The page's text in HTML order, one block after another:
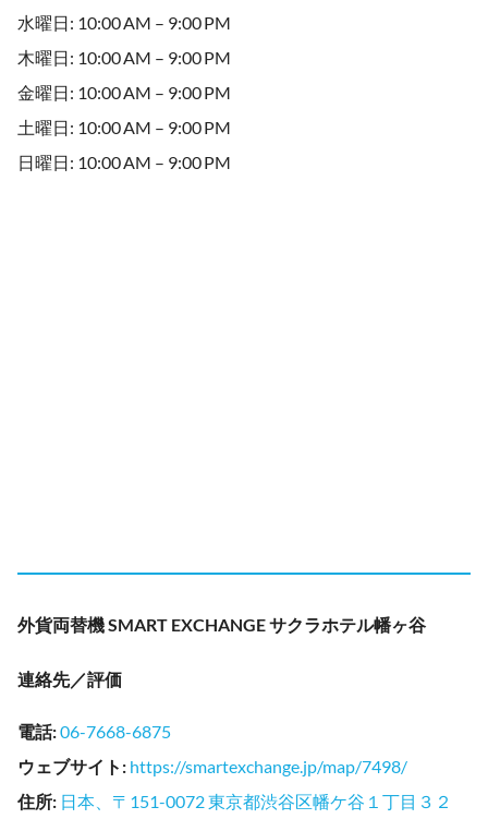
水曜日: 10:00 AM – 9:00 PM
木曜日: 10:00 AM – 9:00 PM
金曜日: 10:00 AM – 9:00 PM
土曜日: 10:00 AM – 9:00 PM
日曜日: 10:00 AM – 9:00 PM
外貨両替機 SMART EXCHANGE サクラホテル幡ヶ谷
連絡先／評価
電話:06-7668-6875
ウェブサイト : https://smartexchange.jp/map/7498/
住所: 日本、〒151-0072 東京都渋谷区幡ケ谷１丁目３２